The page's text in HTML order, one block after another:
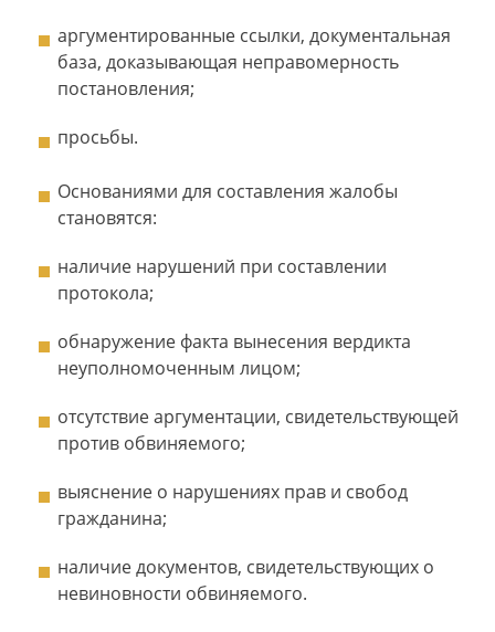
аргументированные ссылки, документальная
база, доказывающая неправомерность
постановления;
просьбы.
Основаниями для составления жалобы
становятся:
наличие нарушений при составлении
протокола;
обнаружение факта вынесения вердикта
неуполномоченным лицом;
отсутствие аргументации, свидетельствующей
против обвиняемого;
выяснение о нарушениях прав и свобод
гражданина;
наличие документов, свидетельствующих о
невиновности обвиняемого.